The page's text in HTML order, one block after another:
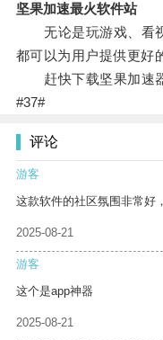
坚果加速最火软件站
无论是玩游戏、看视
都可以为用户提供更好
赶快下载坚果加速器
#37#
评论
游客
这款软件的社区氛围非常好
2025-08-21
游客
这个是app神器
2025-08-21